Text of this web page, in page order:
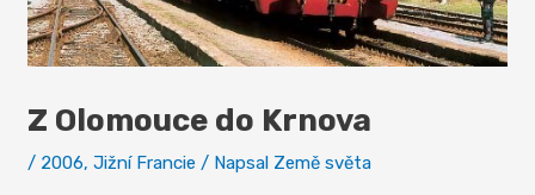
Z Olomouce do Krnova
/ 2006,Jižní Francie / Napsal Země světa